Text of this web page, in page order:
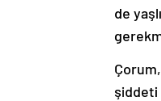
de
şiddeti